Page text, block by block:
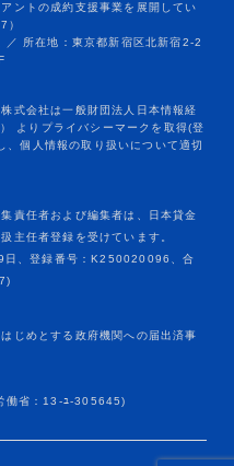
責任者および編集者は、日本貸金
主任者登録を受けています。
日、登録番号：K250020096、合
じめとする政府機関への届出済事
働省：13-ﾕ-305645)